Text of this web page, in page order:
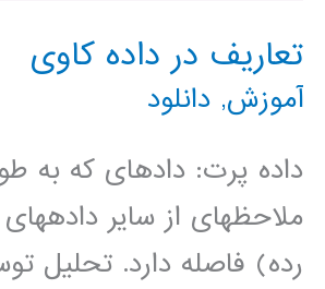
تعاریف در داده کاوی
آموزش, دانلود
داده پرت: داده­ای که به
ملاحظه­ای از سایر
رده) فاصله دارد. تحلیل